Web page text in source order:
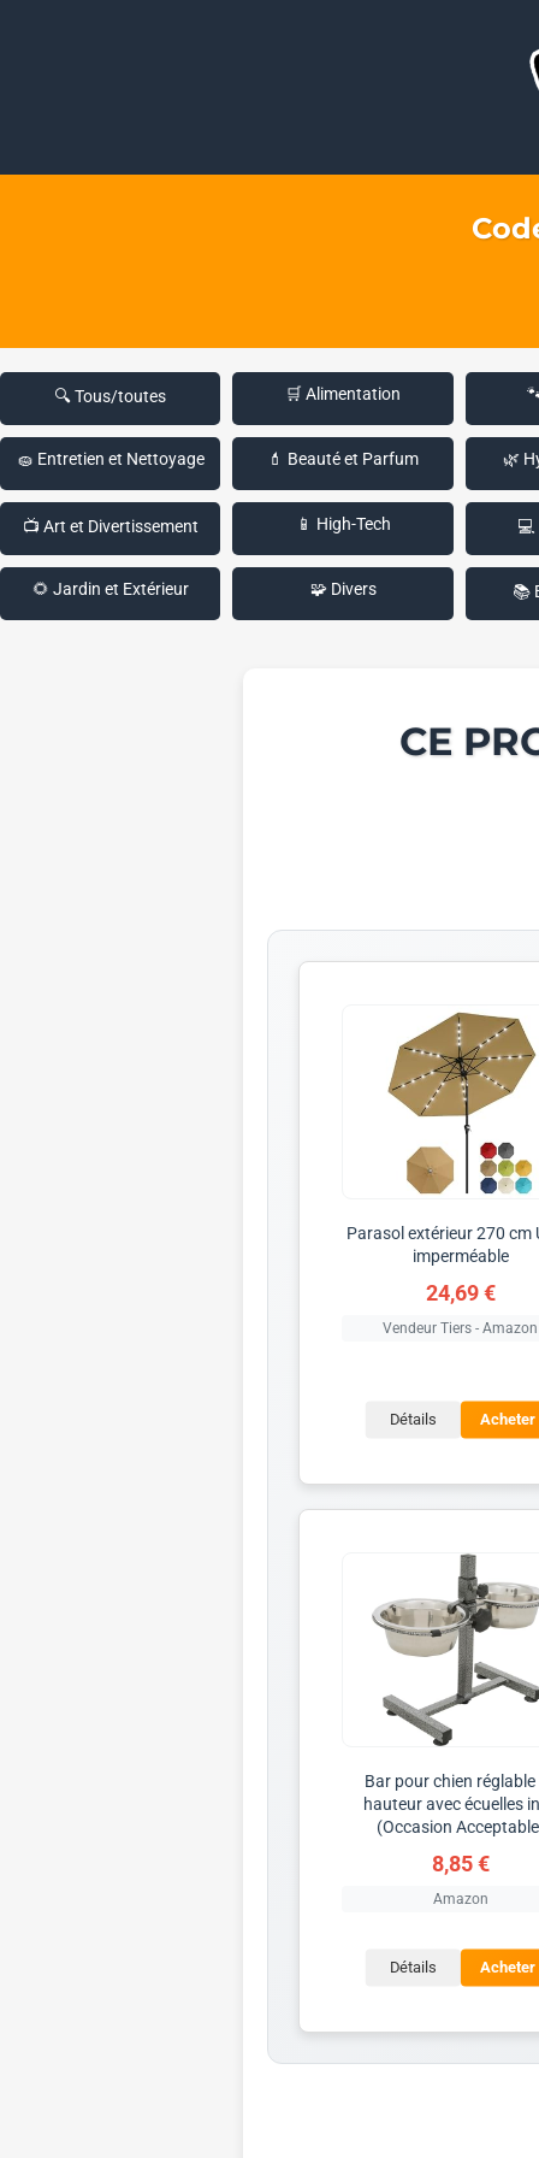
🔍 Tous/toutes 🛒 Alimentation
🧽 Entretien et Nettoyage 💄 Beauté et Parfum 🌿
📺 Art et Divertissement 📱 High-Tech 💻
🌻 Jardin et Extérieur 🧩 Divers 📚
CE
Parasol extérieur 270 cm
imperméable
24,69 €
Vendeur Tiers - Amazon
Détails Acheter
Bar pour chien réglable
hauteur avec écuelles
(Occasion
8,85 €
Amazon
Détails Acheter